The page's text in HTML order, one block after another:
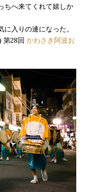
ちへ来てくれて嬉しか
入りの連になった。
第28回 かわさき阿波お